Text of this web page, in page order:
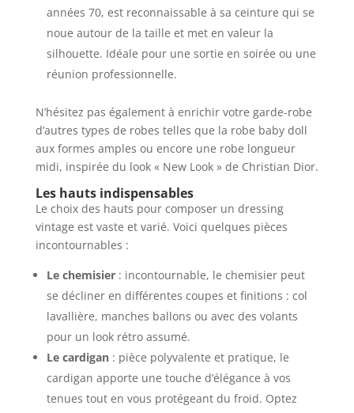
années 70, est reconnaissable à sa ceinture qui se
noue autour de la taille et met en valeur la
silhouette. Idéale pour une sortie en soirée ou une
réunion professionnelle.
N’hésitez pas également à enrichir votre garde-robe
d’autres types de robes telles que la robe baby doll
aux formes amples ou encore une robe longueur
midi, inspirée du look « New Look » de Christian Dior.
Les hauts indispensables
Le choix des hauts pour composer un dressing
vintage est vaste et varié. Voici quelques pièces
incontournables :
Le chemisier: incontournable, le chemisier peut
se décliner en différentes coupes et finitions : col
lavallière, manches ballons ou avec des volants
pour un look rétro assumé.
Le cardigan : pièce polyvalente et pratique, le
cardigan apporte une touche d’élégance à vos
tenues tout en vous protégeant du froid. Optez